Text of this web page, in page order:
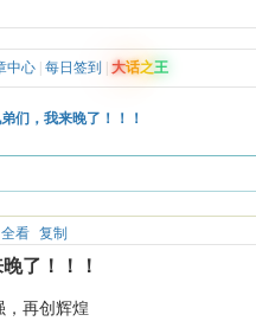
中心 每日签到 大话之王
们，我来晚了！！！
全看 复制
了！！！
，再创辉煌